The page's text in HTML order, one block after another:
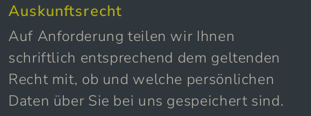
Auskunftsrecht
Auf Anforderung teilen wir Ihnen
schriftlich entsprechend dem geltenden
Recht mit, ob und welche persönlichen
Daten über Sie bei uns gespeichert sind.